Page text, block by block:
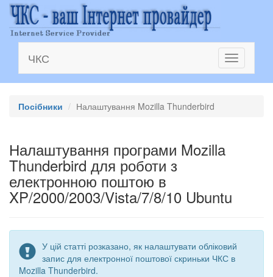
Toggle
navigation
ЧКС
Посібники Налаштування Mozilla Thunderbird
Налаштування програми Mozilla
Thunderbird для роботи з
електронною поштою в
XP/2000/2003/Vista/7/8/10 Ubuntu
У цій статті розказано, як налаштувати обліковий
запис для електронної поштової скриньки ЧКС в
Mozilla Thunderbird.